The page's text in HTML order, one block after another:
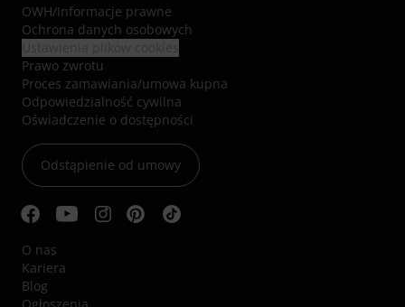
OWH/Informacje prawne
Ochrona danych osobowych
Prawo zwrotu
Proces zamawiania/umowa kupna
Odpowiedzialność cywilna
Oświadczenie o dostępności
Odstąpienie od umowy
O nas
Kariera
Blog